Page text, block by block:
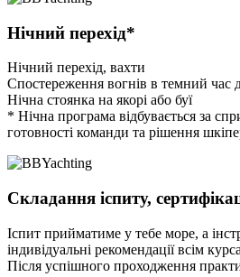
Нічний перехід*
Нічний перехід, вахти
Спостереження вогнів в темний час
Нічна стоянка на якорі або буї
* Нічна програма відбувається за
готовності команди та рішення
Складання іспиту,
Іспит прийматиме у тебе море, а
індивідуальні рекомендації всім
Після успішного проходження